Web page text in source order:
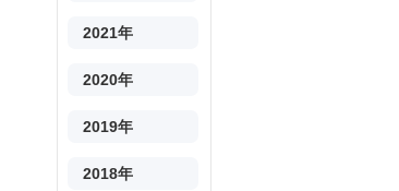
2021年
2020年
2019年
2018年